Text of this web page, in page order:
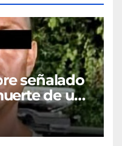
señalado
de un